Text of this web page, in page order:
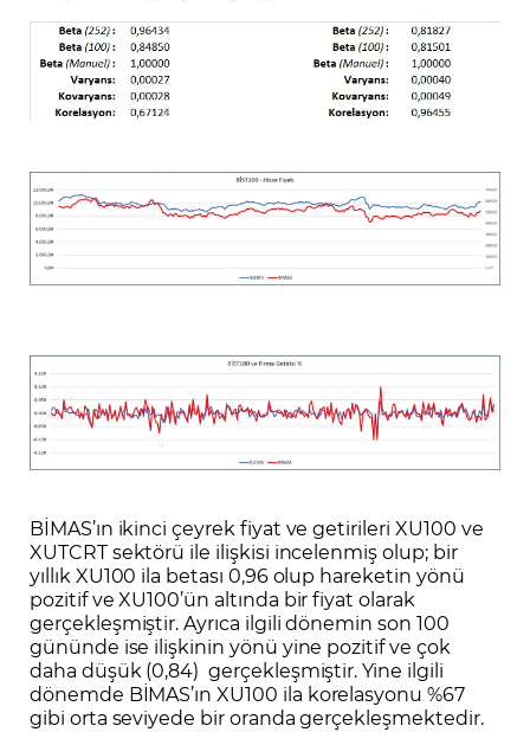
BİMAS’ın ikinci çeyrek fiyat ve getirileri XU100 ve
XUTCRT sektörü ile ilişkisi incelenmiş olup; bir
yıllık XU100 ila betası 0,96 olup hareketin yönü
pozitif ve XU100’ün altında bir fiyat olarak
gerçekleşmiştir. Ayrıca ilgili dönemin son 100
gününde ise ilişkinin yönü yine pozitif ve çok
daha düşük (0,84) gerçekleşmiştir. Yine ilgili
dönemde BİMAS’ın XU100 ila korelasyonu %67
gibi orta seviyede bir oranda gerçekleşmektedir.